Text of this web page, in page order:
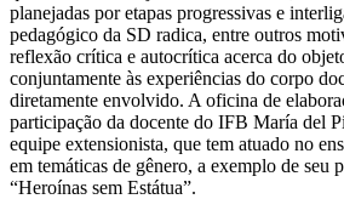
planejadas por etapas progressivas e
pedagógico da SD radica, entre outros
reflexão crítica e autocrítica acerca do
conjuntamente às experiências do corpo
diretamente envolvido. A oficina de
participação da docente do IFB María del
equipe extensionista, que tem atuado no
em temáticas de gênero, a exemplo de seu
“Heroínas sem Estátua”.